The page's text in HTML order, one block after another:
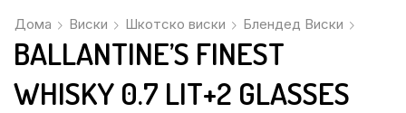
Дома Виски Шкотско виски Блендед Виски
BALLANTINE’S FINEST
WHISKY 0.7 LIT+2 GLASSES